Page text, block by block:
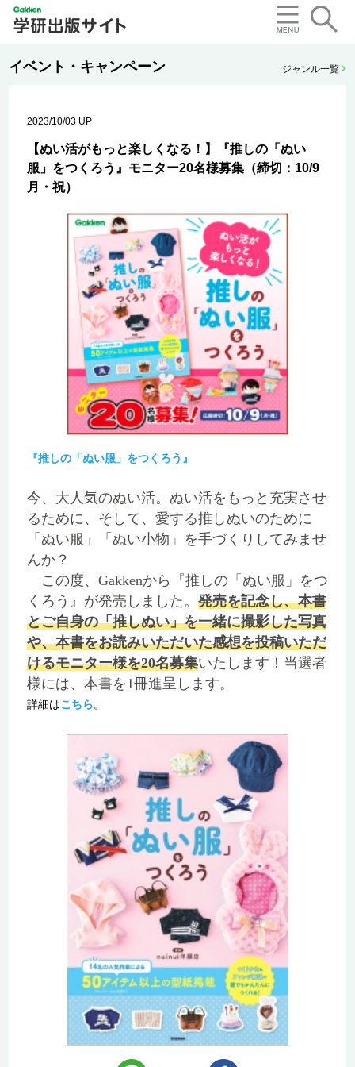
イベント・キャンペーン ジャンル一覧
2023/10/03 UP
【ぬい活がもっと楽しくなる！】『推しの「ぬい
服」をつくろう』モニター20名様募集（締切：10/9
月・祝）
『推しの「ぬい服」をつくろう』
今、大人気のぬい活。ぬい活をもっと充実させ
るために、そして、愛する推しぬいのために
「ぬい服」「ぬい小物」を手づくりしてみませ
んか？
この度、Gakkenから『推しの「ぬい服」をつ
くろう』が発売しました。 発売を記念し、本書
とご自身の「推しぬい」を一緒に撮影した写真
や、本書をお読みいただいた感想を投稿いただ
けるモニター様を20名募集いたします！当選者
様には、本書を1冊進呈します。
詳細はこちら。